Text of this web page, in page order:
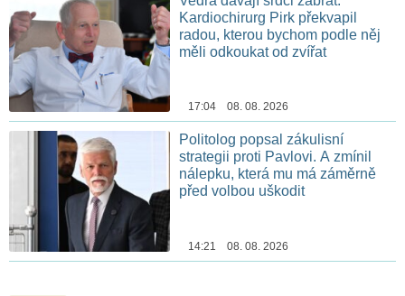
Kardiochirurg Pirk překvapil
radou, kterou bychom podle něj
měli odkoukat od zvířat
17:04 08. 08. 2026
Politolog popsal zákulisní
strategii proti Pavlovi. A zmínil
nálepku, která mu má záměrně
před volbou uškodit
14:21 08. 08. 2026